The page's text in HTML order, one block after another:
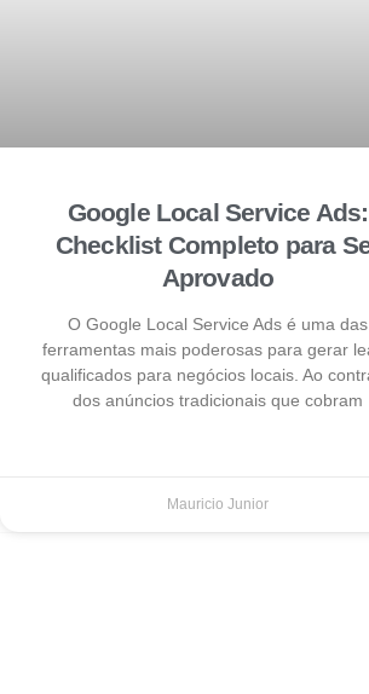
Google Local Service Ads:
Checklist Completo para
Aprovado
O Google Local Service Ads é uma das
ferramentas mais poderosas para gerar
qualificados para negócios locais. Ao
dos anúncios tradicionais que cobram
Mauricio Junior